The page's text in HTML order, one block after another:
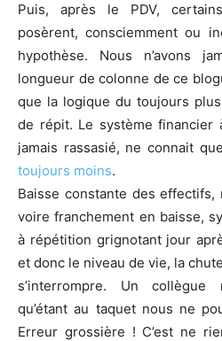
Puis, après le PDV,
posèrent, consciemment ou
hypothèse. Nous n’avons
longueur de colonne de ce
que la logique du toujours
de répit. Le système financier
jamais rassasié, ne connait
toujours moins.
Baisse constante des
voire franchement en baisse,
à répétition grignotant jour
et donc le niveau de vie, la
s’interrompre. Un collègue
qu’étant au taquet nous ne
Erreur grossière ! C’est ne